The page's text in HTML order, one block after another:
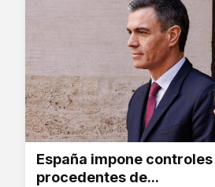
España impone
procedentes de...